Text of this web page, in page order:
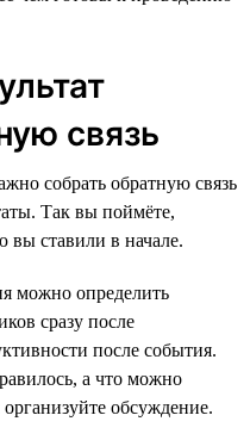
связь
собрать обратную связь
Так вы поймёте,
вы ставили в начале.
можно определить
сразу после
после события.
а что можно
обсуждение.